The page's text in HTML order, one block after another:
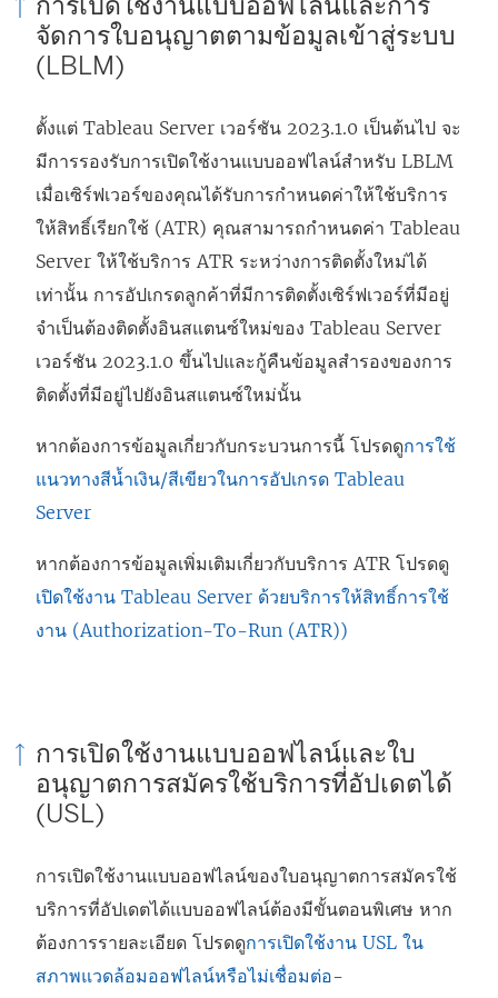
จัดการใบอนุญาตตามข้อมูลเข้าสู่ระบบ
(LBLM)
ตั้งแต่ Tableau Server เวอร์ชัน 2023.1.0 เป็นต้นไป จะ
มีการรองรับการเปิดใช้งานแบบออฟไลน์สำหรับ LBLM
เมื่อเซิร์ฟเวอร์ของคุณได้รับการกำหนดค่าให้ใช้บริการ
ให้สิทธิ์เรียกใช้ (ATR) คุณสามารถกำหนดค่า Tableau
Server ให้ใช้บริการ ATR ระหว่างการติดตั้งใหม่ได้
เท่านั้น การอัปเกรดลูกค้าที่มีการติดตั้งเซิร์ฟเวอร์ที่มีอยู่
จำเป็นต้องติดตั้งอินสแตนซ์ใหม่ของ Tableau Server
เวอร์ชัน 2023.1.0 ขึ้นไปและกู้คืนข้อมูลสำรองของการ
ติดตั้งที่มีอยู่ไปยังอินสแตนซ์ใหม่นั้น
หากต้องการข้อมูลเกี่ยวกับกระบวนการนี้ โปรดดูการใช้
แนวทางสีน้ำเงิน/สีเขียวในการอัปเกรด Tableau
Server
หากต้องการข้อมูลเพิ่มเติมเกี่ยวกับบริการ ATR โปรดดู
เปิดใช้งาน Tableau Server ด้วยบริการให้สิทธิ์การใช้
งาน (Authorization-To-Run (ATR))
การเปิดใช้งานแบบออฟไลน์และใบ
อนุญาตการสมัครใช้บริการที่อัปเดตได้
(USL)
การเปิดใช้งานแบบออฟไลน์ของใบอนุญาตการสมัครใช้
บริการที่อัปเดตได้แบบออฟไลน์ต้องมีขั้นตอนพิเศษ หาก
ต้องการรายละเอียด โปรดดูการเปิดใช้งาน USL ใน
สภาพแวดล้อมออฟไลน์หรือไม่เชื่อมต่อ-